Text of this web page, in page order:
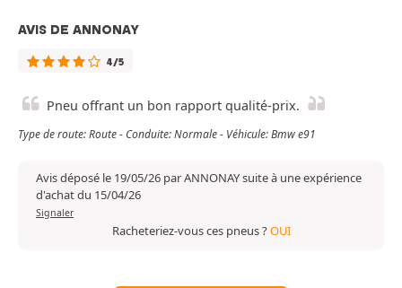
AVIS DE ANNONAY
4/5
Pneu offrant un bon rapport qualité-prix.
Type de route: Route - Conduite: Normale - Véhicule: Bmw e91
Avis déposé le 19/05/26 par ANNONAY suite à une expérience
d'achat du 15/04/26
Signaler
Racheteriez-vous ces pneus ?OUI